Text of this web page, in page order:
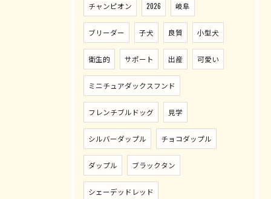
チャンピオン 2026 岐阜
ブリーダー 子犬 良質 小型犬
衛生的 サポート 出産 可愛い
ミニチュアダックスフンド
フレンチブルドッグ 見学
シルバーダップル チョコダップル
ダップル ブラックタン
シェーデッドレッド